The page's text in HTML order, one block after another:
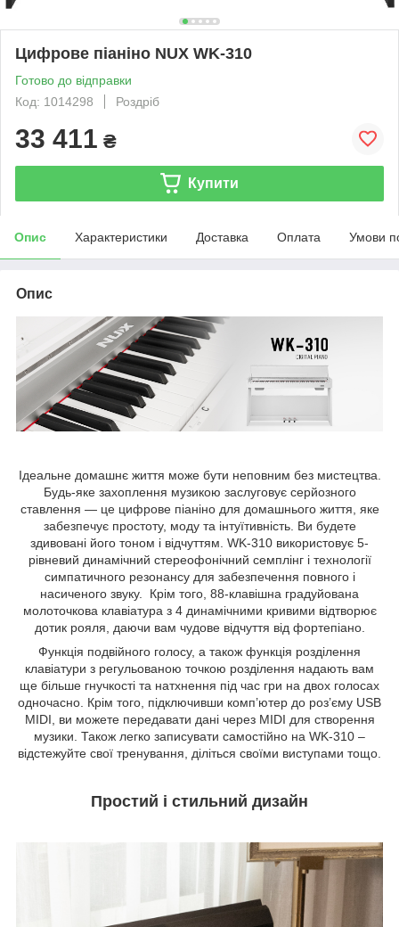
Цифрове піаніно NUX WK-310
Готово до відправки
Код: 1014298
Роздріб
33 411 ₴
Купити
Опис Характеристики Доставка Оплата Умови
Опис
Ідеальне домашнє життя може бути неповним без мистецтва.
Будь-яке захоплення музикою заслуговує серйозного
ставлення — це цифрове піаніно для домашнього життя, яке
забезпечує простоту, моду та інтуїтивність. Ви будете
здивовані його тоном і відчуттям. WK-310 використовує 5-
рівневий динамічний стереофонічний семплінг і технології
симпатичного резонансу для забезпечення повного і
насиченого звуку. Крім того, 88-клавішна градуйована
молоточкова клавіатура з 4 динамічними кривими відтворює
дотик рояля, даючи вам чудове відчуття від фортепіано.
Функція подвійного голосу, а також функція розділення
клавіатури з регульованою точкою розділення надають вам
ще більше гнучкості та натхнення під час гри на двох голосах
одночасно. Крім того, підключивши комп’ютер до роз’єму USB
MIDI, ви можете передавати дані через MIDI для створення
музики. Також легко записувати самостійно на WK-310 –
відстежуйте свої тренування, діліться своїми виступами тощо.
Простий і стильний дизайн